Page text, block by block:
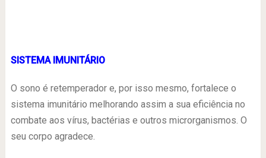
SISTEMA IMUNITÁRIO
O sono é retemperador e, por isso mesmo, fortalece o
sistema imunitário melhorando assim a sua eficiência no
combate aos vírus, bactérias e outros microrganismos. O
seu corpo agradece.